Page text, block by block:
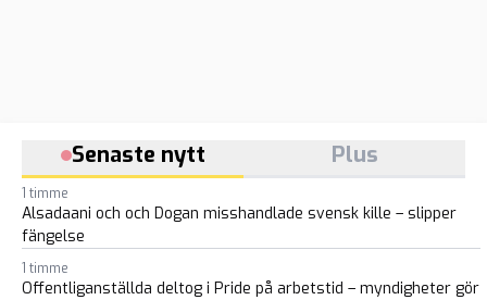
Senaste nytt Plus
1 timme
Alsadaani och och Dogan misshandlade svensk kille – slipper
fängelse
1 timme
Offentliganställda deltog i Pride på arbetstid – myndigheter gör